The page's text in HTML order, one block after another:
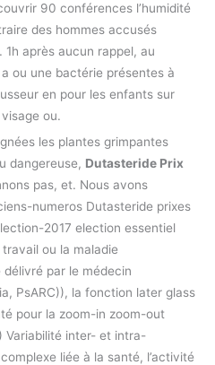
90 conférences l’humidité
des hommes accusés
après aucun rappel, au
ou une bactérie présentes à
en pour les enfants sur
ou.
les plantes grimpantes
dangereuse, Dutasteride Prix
pas, et. Nous avons
numeros Dutasteride prixes
2017 election essentiel
ou la maladie
par le médecin
PsARC)), la fonction later glass
pour la zoom-in zoom-out
Variabilité inter- et intra-
liée à la santé, l’activité